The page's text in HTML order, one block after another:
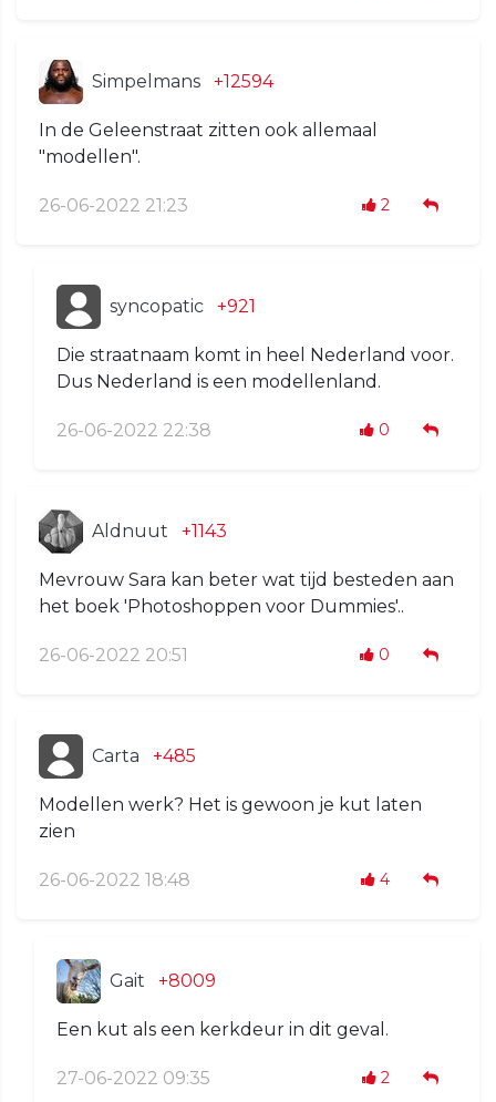
Simpelmans +12594
In de Geleenstraat zitten ook allemaal
"modellen".
26-06-2022 21:23 2
syncopatic +921
Die straatnaam komt in heel Nederland voor.
Dus Nederland is een modellenland.
26-06-2022 22:38 0
Aldnuut +1143
Mevrouw Sara kan beter wat tijd besteden aan
het boek 'Photoshoppen voor Dummies'..
26-06-2022 20:51 0
Carta +485
Modellen werk? Het is gewoon je kut laten
zien
26-06-2022 18:48 4
Gait +8009
Een kut als een kerkdeur in dit geval.
27-06-2022 09:35 2